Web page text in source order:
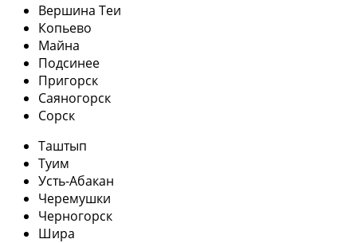
Вершина Теи
Копьево
Майна
Подсинее
Пригорск
Саяногорск
Сорск
Таштып
Туим
Усть-Абакан
Черемушки
Черногорск
Шира